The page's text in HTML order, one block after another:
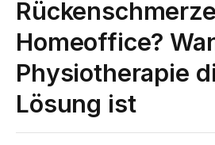
Homeoffice?
Physiotherapie
Lösung ist